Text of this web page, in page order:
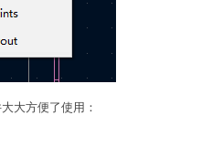
大方便了使用：